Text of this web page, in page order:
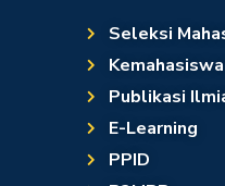
Seleksi
Publikasi
E-Learning
PPID